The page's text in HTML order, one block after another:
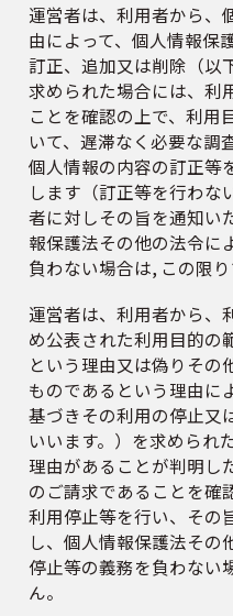
運営者は、利用者から、
由によって、個人情報保
訂正、追加又は削除（以
求められた場合には、利
ことを確認の上で、利用
いて、遅滞なく必要な調
個人情報の内容の訂正等
します（訂正等を行わな
者に対しその旨を通知い
報保護法その他の法令に
負わない場合は, この限り
運営者は、利用者から、
め公表された利用目的の
という理由又は偽りその
ものであるという理由に
基づきその利用の停止又
いいます。）を求められ
理由があることが判明し
のご請求であることを確
利用停止等を行い、その
し、個人情報保護法その
停止等の義務を負わない
ん。